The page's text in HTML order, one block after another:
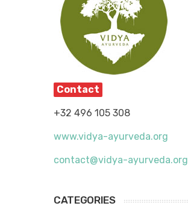
Contact
+32 496 105 308
www.vidya-ayurveda.org
contact@vidya-ayurveda.org
CATEGORIES